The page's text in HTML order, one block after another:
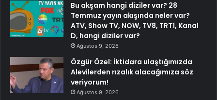
Bu akşam hangi diziler var? 28
Temmuz yayın akışında neler var?
ATV, Show TV, NOW, TV8, TRT1, Kanal
D, hangi diziler var?
Ağustos 9, 2026
Özgür Özel: İktidara ulaştığımızda
Alevilerden rızalık alacağımıza söz
veriyorum!
Ağustos 9, 2026